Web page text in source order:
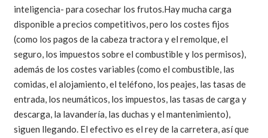
inteligencia- para cosechar los frutos.Hay mucha carga
disponible a precios competitivos, pero los costes fijos
(como los pagos de la cabeza tractora y el remolque, el
seguro, los impuestos sobre el combustible y los permisos),
además de los costes variables (como el combustible, las
comidas, el alojamiento, el teléfono, los peajes, las tasas de
entrada, los neumáticos, los impuestos, las tasas de carga y
descarga, la lavandería, las duchas y el mantenimiento),
siguen llegando. El efectivo es el rey de la carretera, así que